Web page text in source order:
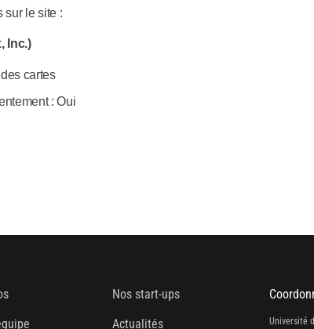
sur le site :
Inc.)
cartes
: Oui
Nos start-ups
Actualités
Université